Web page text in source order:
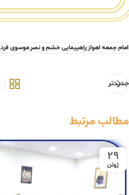
امام جمعه اهوازراهپیمایی خشم و نصرموسوی فرد
جدیدتر
مطالب مرتبط
29
ژوئن